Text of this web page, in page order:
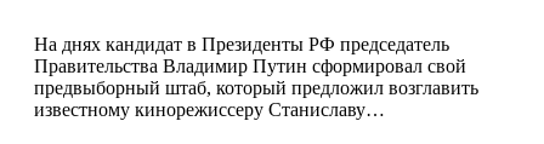
На днях кандидат в Президенты РФ председатель
Правительства Владимир Путин сформировал свой
предвыборный штаб, который предложил возглавить
известному кинорежиссеру Станиславу…